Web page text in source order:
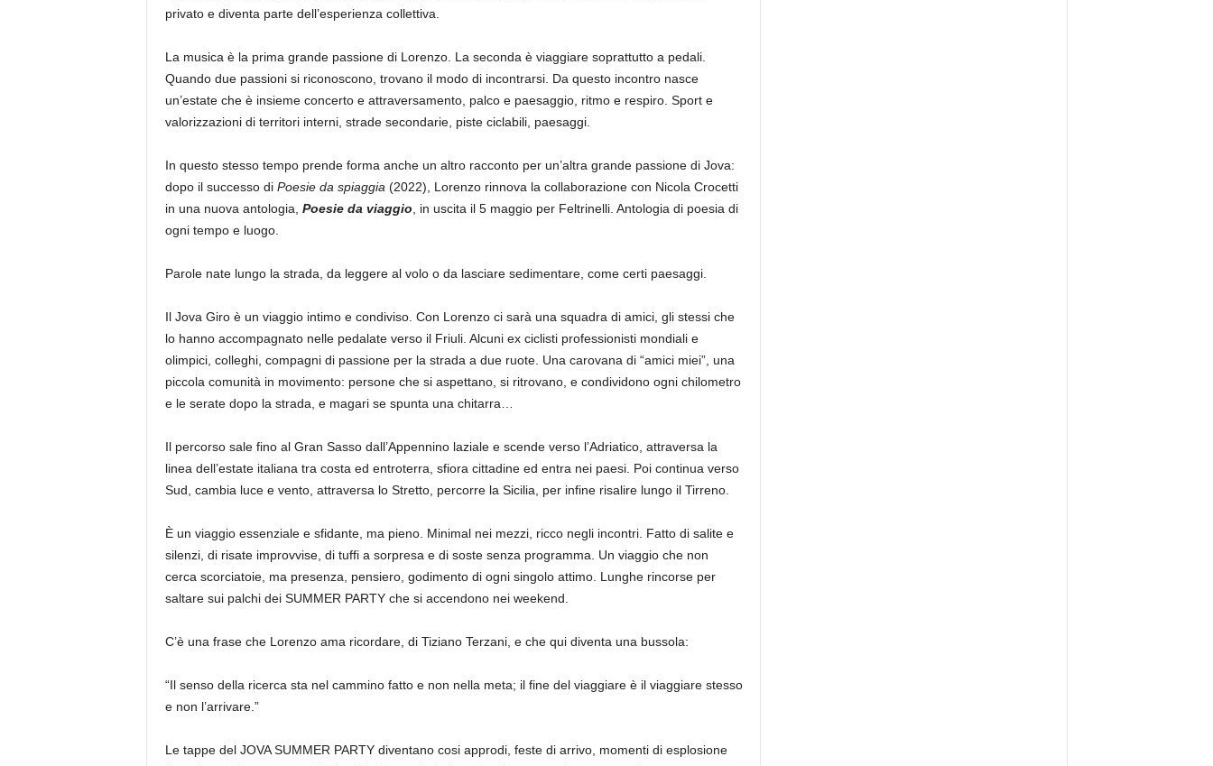
privato e diventa parte dell’esperienza collettiva.
La musica è la prima grande passione di Lorenzo. La seconda è viaggiare soprattutto a pedali.
Quando due passioni si riconoscono, trovano il modo di incontrarsi. Da questo incontro nasce
un’estate che è insieme concerto e attraversamento, palco e paesaggio, ritmo e respiro. Sport e
valorizzazioni di territori interni, strade secondarie, piste ciclabili, paesaggi.
In questo stesso tempo prende forma anche un altro racconto per un’altra grande passione di Jova:
dopo il successo di Poesie da spiaggia (2022), Lorenzo rinnova la collaborazione con Nicola Crocetti
in una nuova antologia, Poesie da viaggio , in uscita il 5 maggio per Feltrinelli. Antologia di poesia di
ogni tempo e luogo.
Parole nate lungo la strada, da leggere al volo o da lasciare sedimentare, come certi paesaggi.
Il Jova Giro è un viaggio intimo e condiviso. Con Lorenzo ci sarà una squadra di amici, gli stessi che
lo hanno accompagnato nelle pedalate verso il Friuli. Alcuni ex ciclisti professionisti mondiali e
olimpici, colleghi, compagni di passione per la strada a due ruote. Una carovana di “amici miei”, una
piccola comunità in movimento: persone che si aspettano, si ritrovano, e condividono ogni chilometro
e le serate dopo la strada, e magari se spunta una chitarra…
Il percorso sale fino al Gran Sasso dall’Appennino laziale e scende verso l’Adriatico, attraversa la
linea dell’estate italiana tra costa ed entroterra, sfiora cittadine ed entra nei paesi. Poi continua verso
Sud, cambia luce e vento, attraversa lo Stretto, percorre la Sicilia, per infine risalire lungo il Tirreno.
È un viaggio essenziale e sfidante, ma pieno. Minimal nei mezzi, ricco negli incontri. Fatto di salite e
silenzi, di risate improvvise, di tuffi a sorpresa e di soste senza programma. Un viaggio che non
cerca scorciatoie, ma presenza, pensiero, godimento di ogni singolo attimo. Lunghe rincorse per
saltare sui palchi dei SUMMER PARTY che si accendono nei weekend.
C’è una frase che Lorenzo ama ricordare, di Tiziano Terzani, e che qui diventa una bussola:
“Il senso della ricerca sta nel cammino fatto e non nella meta; il fine del viaggiare è il viaggiare stesso
e non l’arrivare.”
Le tappe del JOVA SUMMER PARTY diventano cosi approdi, feste di arrivo, momenti di esplosione